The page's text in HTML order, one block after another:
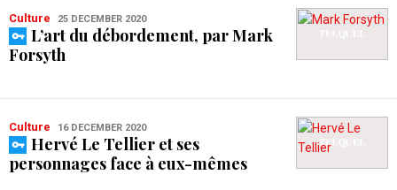
Culture 25 DECEMBER 2020
L’art du débordement, par Mark
Forsyth
Culture 16 DECEMBER 2020
Hervé Le Tellier et ses
personnages face à eux-mêmes